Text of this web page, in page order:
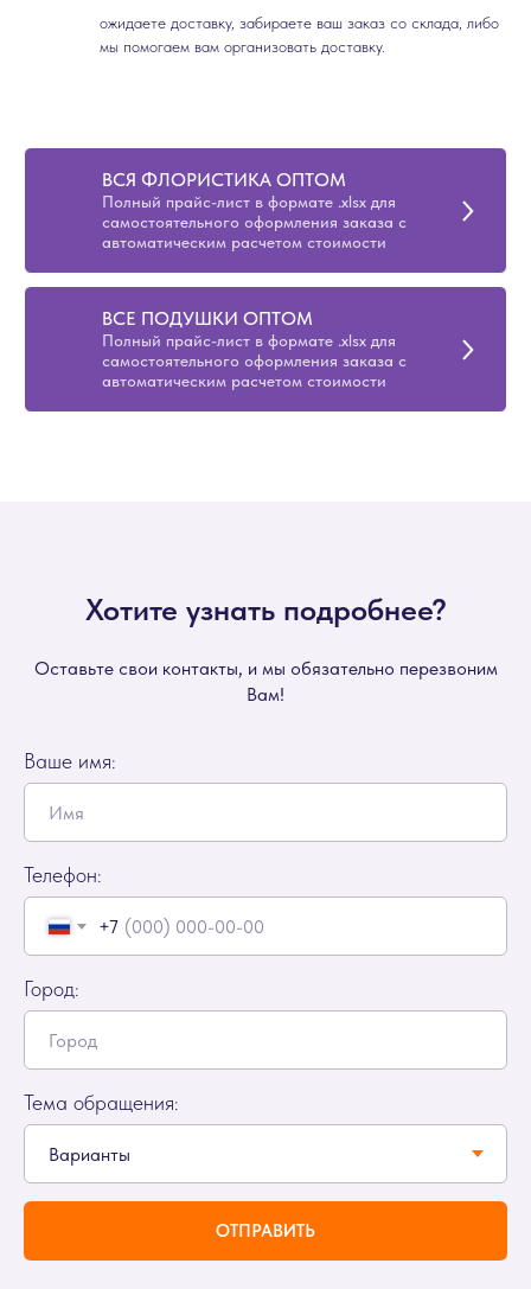
ожидаете доставку, забираете ваш заказ со склада, либо
мы помогаем вам организовать доставку.
ВСЯ ФЛОРИСТИКА ОПТОМ
Полный прайс-лист в формате .xlsx для
самостоятельного оформления заказа с
автоматическим расчетом стоимости
ВСЕ ПОДУШКИ ОПТОМ
Полный прайс-лист в формате .xlsx для
самостоятельного оформления заказа с
автоматическим расчетом стоимости
Хотите узнать подробнее?
Оставьте свои контакты, и мы обязательно перезвоним
Вам!
Ваше имя:
Телефон:
+7
Город:
Тема обращения:
ОТПРАВИТЬ